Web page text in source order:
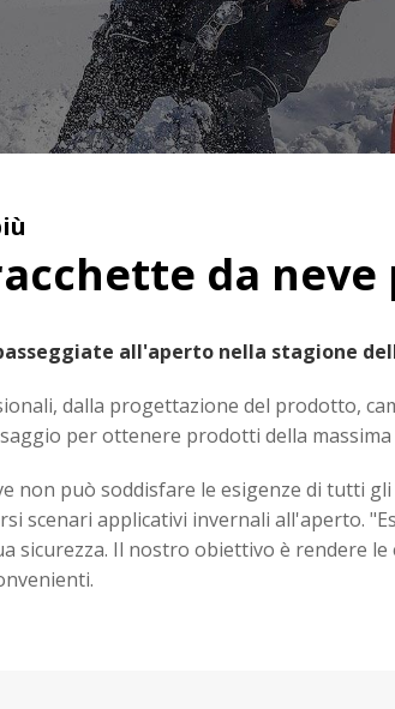
da
all'aperto nella stagione
dalla progettazione del prodotto,
per ottenere prodotti della massima
non può soddisfare le esigenze di tutti
scenari applicativi invernali all'aperto.
sicurezza. Il nostro obiettivo è rendere